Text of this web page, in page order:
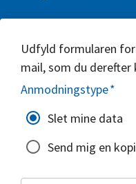
Udfyld formularen
mail, som du derefter
Anmodningstype*
Slet mine data
Send mig en